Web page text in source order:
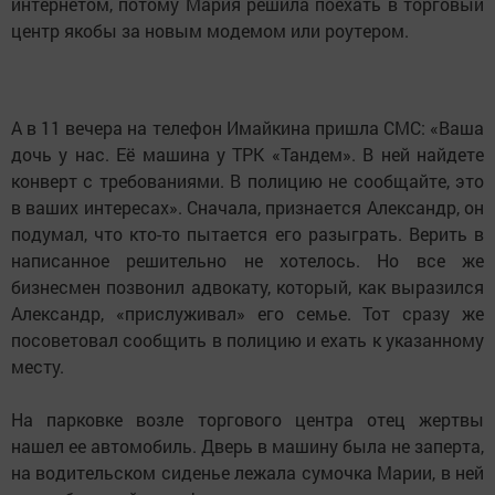
центр якобы за новым модемом или роутером.
А в 11 вечера на телефон Имайкина пришла СМС: «Ваша
дочь у нас. Её машина у ТРК «Тандем». В ней найдете
конверт с требованиями. В полицию не сообщайте, это
в ваших интересах». Сначала, признается Александр, он
подумал, что кто-то пытается его разыграть. Верить в
написанное решительно не хотелось. Но все же
бизнесмен позвонил адвокату, который, как выразился
Александр, «прислуживал» его семье. Тот сразу же
посоветовал сообщить в полицию и ехать к указанному
месту.
На парковке возле торгового центра отец жертвы
нашел ее автомобиль. Дверь в машину была не заперта,
на водительском сиденье лежала сумочка Марии, в ней